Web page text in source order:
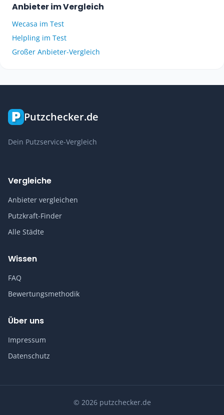
Anbieter im Vergleich
Wecasa im Test
Helpling im Test
Großer Anbieter-Vergleich
Putzchecker.de
Dein Putzservice-Vergleich
Vergleiche
Anbieter vergleichen
Putzkraft-Finder
Alle Städte
Wissen
FAQ
Bewertungsmethodik
Über uns
Impressum
Datenschutz
© 2026 putzchecker.de